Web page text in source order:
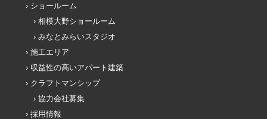
ショールーム
相模大野ショールーム
みなとみらいスタジオ
施工エリア
収益性の高いアパート建築
クラフトマンシップ
協力会社募集
採用情報